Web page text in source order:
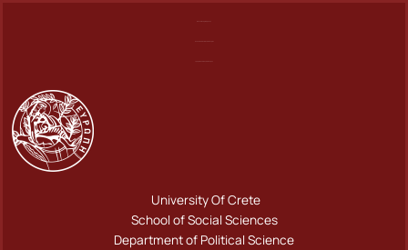
University Of Crete
School of Social Sciences
Department of Political Science